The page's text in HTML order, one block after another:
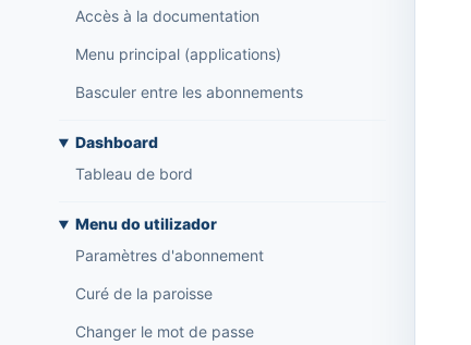
Accès à la documentation
Menu principal (applications)
Basculer entre les abonnements
Dashboard
Tableau de bord
Menu do utilizador
Paramètres d'abonnement
Curé de la paroisse
Changer le mot de passe